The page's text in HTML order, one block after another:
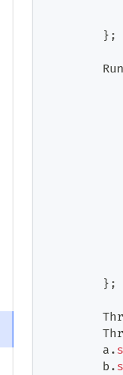
} ;
} ;
        a
.
        b
.